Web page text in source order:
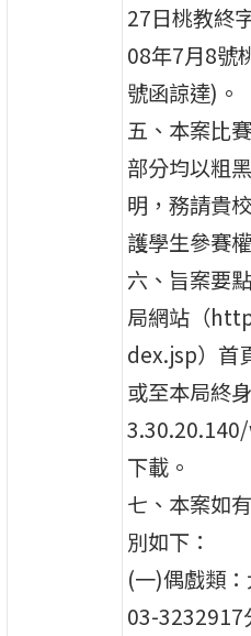
27日桃教終
08年7月8號
號函諒達)。
五、本案比
部分均以粗
明，務請貴
護學生參賽
六、旨案要
局網站（
dex.jsp）首
或至本局終
下載。
七、本案如
別如下：
(一)偶戲類
03-3232917